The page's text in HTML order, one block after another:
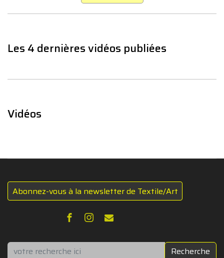
Les 4 dernières vidéos publiées
Vidéos
Abonnez-vous à la newsletter de Textile/Art
Rechercher Recherche